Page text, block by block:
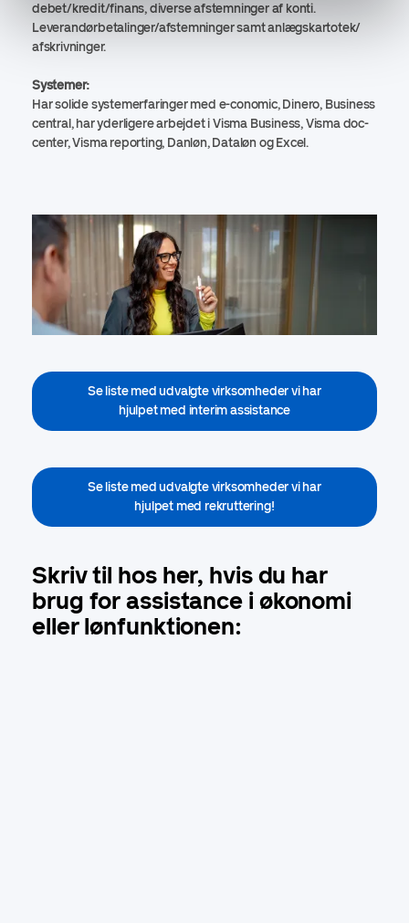
debet/kredit/finans, diverse afstemninger af konti.
Leverandørbetalinger/afstemninger samt anlægskartotek/
afskrivninger.
Systemer:
Har solide systemerfaringer med e-conomic, Dinero, Business
central, har yderligere arbejdet i Visma Business, Visma doc-
center, Visma reporting, Danløn, Dataløn og Excel.
Se liste med udvalgte virksomheder vi har
hjulpet med interim assistance
Se liste med udvalgte virksomheder vi har
hjulpet med rekruttering!
Skriv til hos her, hvis du har
brug for assistance i økonomi
eller lønfunktionen: